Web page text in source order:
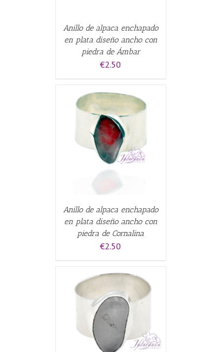
Anillo de alpaca enchapado
en plata diseño ancho con
piedra de Ámbar
€2.50
Anillo de alpaca enchapado
en plata diseño ancho con
piedra de Cornalina
€2.50